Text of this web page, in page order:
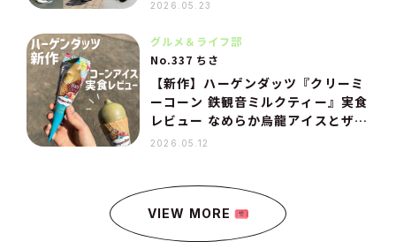
2026.05.23
グルメ＆ライフ部
No.337 ちさ
【新作】ハーゲンダッツ『クリーミ
ーコーン 鉄観音ミルクティー』実食
レビュー なめらか烏龍アイスとザク
ザクコーンがご褒美すぎる【セブン
2026.05.12
VIEW MORE